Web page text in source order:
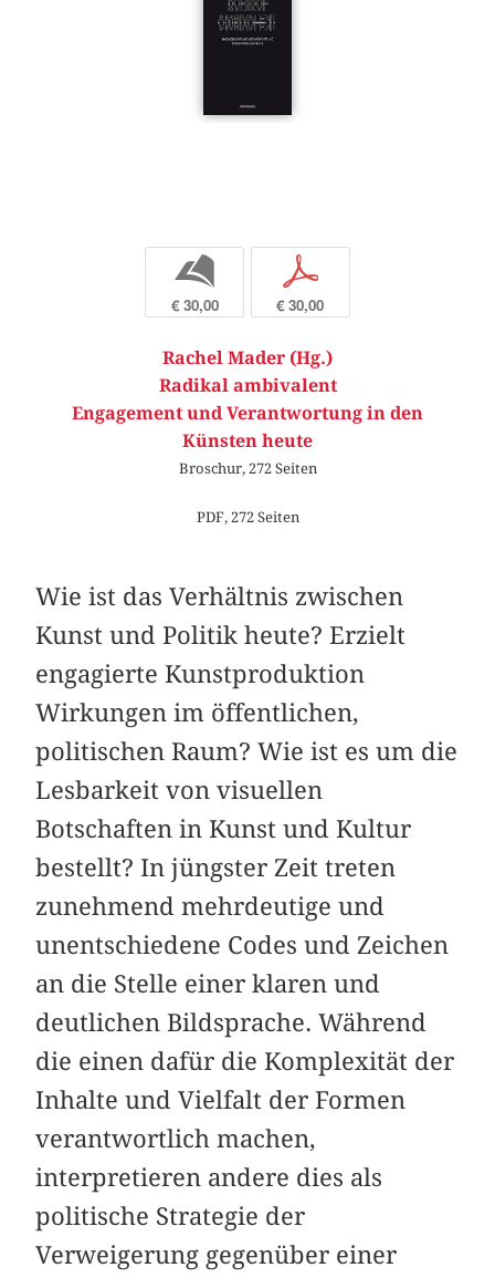
b
€ 30,00
p
€ 30,00
Rachel Mader (Hg.)
Radikal ambivalent
Engagement und Verantwortung in den
Künsten heute
Broschur, 272 Seiten
PDF, 272 Seiten
Wie ist das Verhältnis zwischen
Kunst und Politik heute? Erzielt
engagierte Kunstproduktion
Wirkungen im öffentlichen,
politischen Raum? Wie ist es um die
Lesbarkeit von visuellen
Botschaften in Kunst und Kultur
bestellt? In jüngster Zeit treten
zunehmend mehrdeutige und
unentschiedene Codes und Zeichen
an die Stelle einer klaren und
deutlichen Bildsprache. Während
die einen dafür die Komplexität der
Inhalte und Vielfalt der Formen
verantwortlich machen,
interpretieren andere dies als
politische Strategie der
Verweigerung gegenüber einer